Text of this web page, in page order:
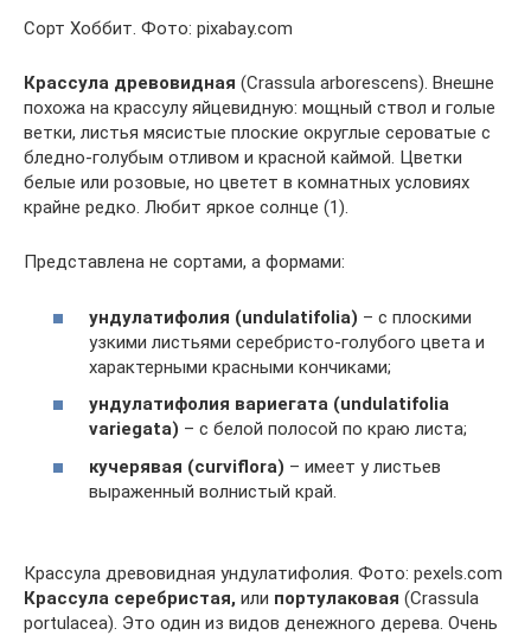
Сорт Хоббит. Фото: pixabay.com
Крассула древовидная (Crassula arborescens). Внешне
похожа на крассулу яйцевидную: мощный ствол и голые
ветки, листья мясистые плоские округлые сероватые с
бледно-голубым отливом и красной каймой. Цветки
белые или розовые, но цветет в комнатных условиях
крайне редко. Любит яркое солнце (1).
Представлена не сортами, а формами:
ундулатифолия (undulatifolia) – с плоскими
узкими листьями серебристо-голубого цвета и
характерными красными кончиками;
ундулатифолия вариегата (undulatifolia
variegata) – с белой полосой по краю листа;
кучерявая (curviflora) – имеет у листьев
выраженный волнистый край.
Крассула древовидная ундулатифолия. Фото: pexels.com
Крассула серебристая, или портулаковая (Crassula
portulacea). Это один из видов денежного дерева. Очень